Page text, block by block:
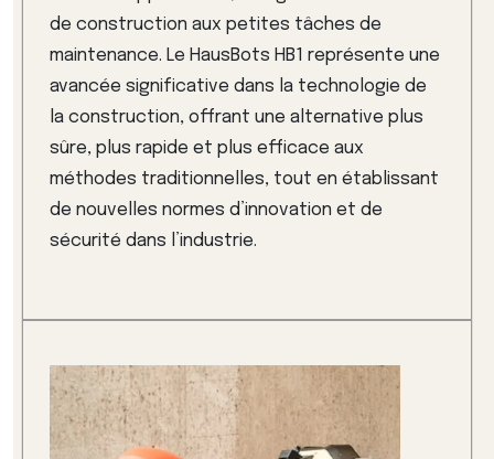
de construction aux petites tâches de
maintenance. Le HausBots HB1 représente une
avancée significative dans la technologie de
la construction, offrant une alternative plus
sûre, plus rapide et plus efficace aux
méthodes traditionnelles, tout en établissant
de nouvelles normes d’innovation et de
sécurité dans l’industrie.